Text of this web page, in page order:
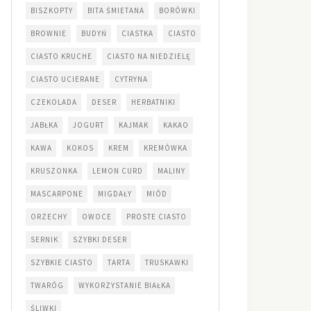
BISZKOPTY BITA ŚMIETANA BORÓWKI
BROWNIE BUDYŃ CIASTKA CIASTO
CIASTO KRUCHE CIASTO NA NIEDZIELĘ
CIASTO UCIERANE CYTRYNA
CZEKOLADA DESER HERBATNIKI
JABŁKA JOGURT KAJMAK KAKAO
KAWA KOKOS KREM KREMÓWKA
KRUSZONKA LEMON CURD MALINY
MASCARPONE MIGDAŁY MIÓD
ORZECHY OWOCE PROSTE CIASTO
SERNIK SZYBKI DESER
SZYBKIE CIASTO TARTA TRUSKAWKI
TWARÓG WYKORZYSTANIE BIAŁKA
ŚLIWKI